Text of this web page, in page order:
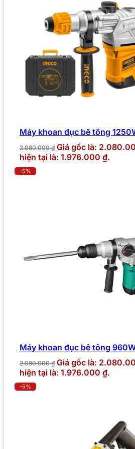
Máy khoan đục bê tông
2.080.000₫ Giá gốc là:
hiện tại là: 1.976.000 ₫.
-5%
Máy khoan đục bê tông
2.080.000₫ Giá gốc là:
hiện tại là: 1.976.000 ₫.
-5%